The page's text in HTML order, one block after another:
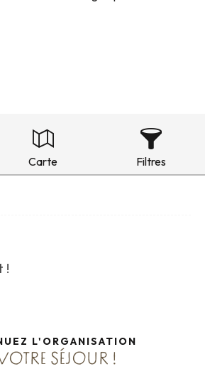
Carte Filtres
!
L'ORGANISATION
SÉJOUR !